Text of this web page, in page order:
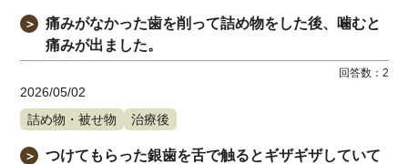
＞
痛みがなかった歯を削って詰め物をした後、噛むと
痛みが出ました。
回答数： 2
2026/05/02
詰め物・被せ物
治療後
＞
つけてもらった銀歯を舌で触るとギザギザしていて